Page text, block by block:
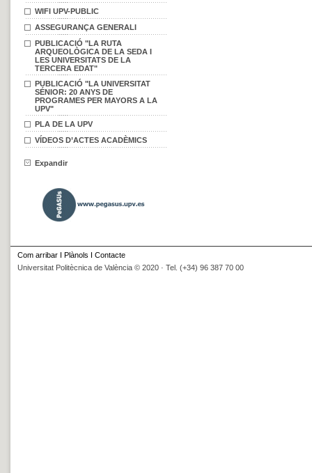
WIFI UPV-PUBLIC
ASSEGURANÇA GENERALI
PUBLICACIÓ "LA RUTA
ARQUEOLÒGICA DE LA SEDA I
LES UNIVERSITATS DE LA
TERCERA EDAT"
PUBLICACIÓ "LA UNIVERSITAT
SÉNIOR: 20 ANYS DE
PROGRAMES PER MAYORS A LA
UPV"
PLA DE LA UPV
VÍDEOS D’ACTES ACADÈMICS
Expandir
Com arribar I Plànols I Contacte
Universitat Politècnica de València © 2020 · Tel. (+34) 96 387 70 00